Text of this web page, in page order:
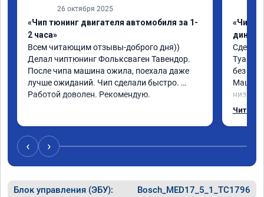
26 октября 2025
«Чип тюнинг двигателя автомобиля за 1-
2 часа»
Всем читающим отзывы-доброго дня))
Делал чиптюнинг Фольксваген Тавендор.
После чипа машина ожила, поехала даже
лучше ожиданий. Чип сделали быстро.
Работой доволен. Рекомендую.
«Чип
Туарег
без
Машина
низких
км/ч
Читать
‹ ›
Блок управления (ЭБУ): Bosch_MED17_5_1_TC1796